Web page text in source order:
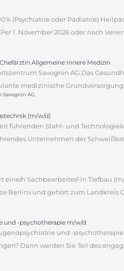
(Psychiatrie oder Pädiatrie)
1. November 2026 oder nach
Allgemeine Innere Medizin
Savognin AG Das
medizinische
Savognin AG
(m/w/d)
führenden Stahl- und
Unternehmen der
eine/n Sachbearbeiter/-in Tiefbau
Berlins und gehört zum Landkreis
und -psychotherapie m/w/d
und -
Dann werden Sie Teil des